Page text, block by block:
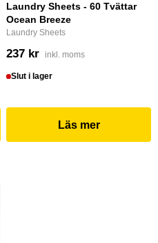
Laundry Sheets - 60 Tvättar
Ocean Breeze
Laundry Sheets
237 kr inkl. moms
Slut i lager
Läs mer